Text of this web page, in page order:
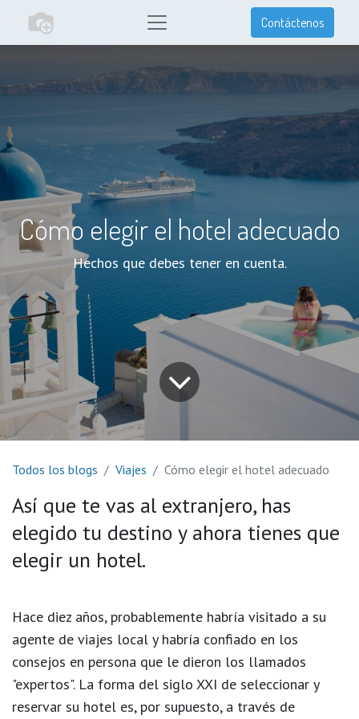
Contáctenos
Cómo elegir el hotel adecuado
Hechos que debes tener en cuenta.
Todos los blogs Viajes Cómo elegir el hotel adecuado
Así que te vas al extranjero, has
elegido tu destino y ahora tienes que
elegir un hotel.
Hace diez años, probablemente habría visitado a su
agente de viajes local y habría confiado en los
consejos en persona que le dieron los llamados
"expertos". La forma del siglo XXI de seleccionar y
reservar su hotel es, por supuesto, a través de